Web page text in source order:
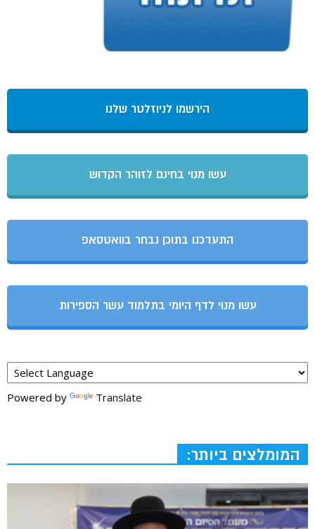
הירשמו לניוזלטר שלנו
עשו מנוי בחינם לזוהר הקדוש
התעדכנו בתוכן נבחר בוואטסאפ
עשו מנוי לדף היומי בתלמוד עשר הספירות
Powered by Translate
המומלצים ביותר: